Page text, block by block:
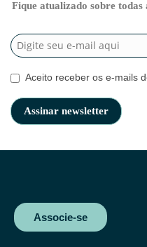
Fique atualizado sobre
Aceito receber os e-mails
Associe-se